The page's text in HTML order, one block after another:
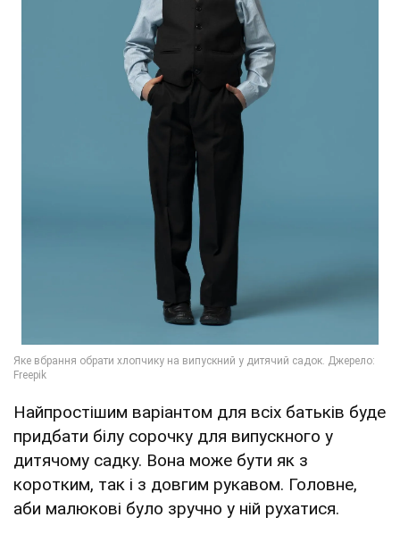
Найпростішим варіантом для всіх батьків буде
придбати білу сорочку для випускного у
дитячому садку. Вона може бути як з
коротким, так і з довгим рукавом. Головне,
аби малюкові було зручно у ній рухатися.